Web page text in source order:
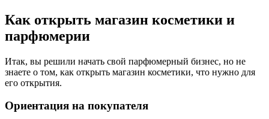
Как открыть магазин косметики и
парфюмерии
Итак, вы решили начать свой парфюмерный бизнес, но не
знаете о том, как открыть магазин косметики, что нужно для
его открытия.
Ориентация на покупателя